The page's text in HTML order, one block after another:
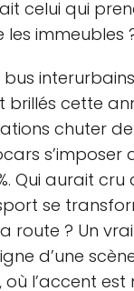
celui qui
immeubles
bus
brillés cette
chuter de
s’imposer
Qui aurait cru
se
route ? Un vrai
d’une
l’accent est